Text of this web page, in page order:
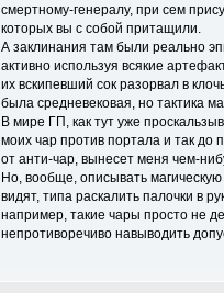
смертному-генералу, при сем
которых вы с собой притащили.
А заклинания там были реально
активно используя всякие
их вскипевший сок разорвал в
была средневековая, но тактика
В мире ГП, как тут уже
моих чар против портала и так до
от анти-чар, вынесет меня чем-
Но, вообще, описывать
видят, типа раскалить палочки в
например, такие чары просто не
непротиворечиво навыводить